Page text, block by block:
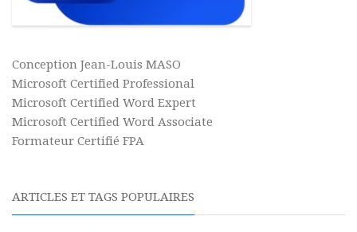
Conception Jean-Louis MASO
Microsoft Certified Professional
Microsoft Certified Word Expert
Microsoft Certified Word Associate
Formateur Certifié FPA
ARTICLES ET TAGS POPULAIRES